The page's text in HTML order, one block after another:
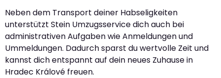
Neben dem Transport deiner Habseligkeiten
unterstützt Stein Umzugsservice dich auch bei
administrativen Aufgaben wie Anmeldungen und
Ummeldungen. Dadurch sparst du wertvolle Zeit und
kannst dich entspannt auf dein neues Zuhause in
Hradec Králové freuen.